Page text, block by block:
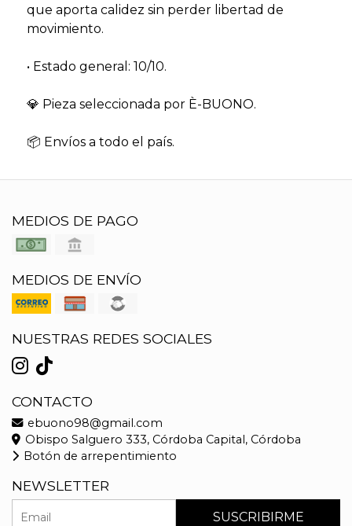
que aporta calidez sin perder libertad de
movimiento.
• Estado general: 10/10.
💎 Pieza seleccionada por È-BUONO.
📦 Envíos a todo el país.
MEDIOS DE PAGO
MEDIOS DE ENVÍO
NUESTRAS REDES SOCIALES
CONTACTO
ebuono98@gmail.com
Obispo Salguero 333, Córdoba Capital, Córdoba
Botón de arrepentimiento
NEWSLETTER
SUSCRIBIRME